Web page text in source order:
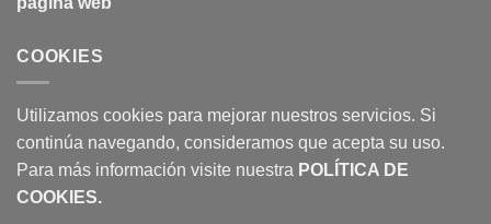
COOKIES
Utilizamos cookies para mejorar nuestros servicios. Si
continúa navegando, consideramos que acepta su uso.
Para más información visite nuestra POLÍTICA DE
COOKIES.